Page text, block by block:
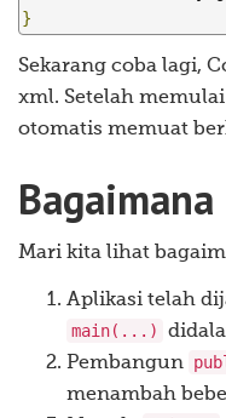
}
Sekarang coba lagi,
xml. Setelah
otomatis memuat
Mari kita lihat
Aplikasi telah
main(...)
Pembangun
menambah